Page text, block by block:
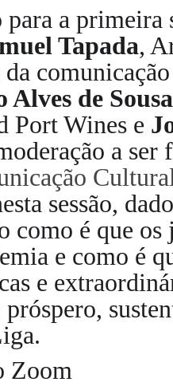
a primeira
Tapada,
da comunicação
Alves de Sousa
Port Wines e
ção a ser
ção
sessão,
como é que
e como é
e
Zoom